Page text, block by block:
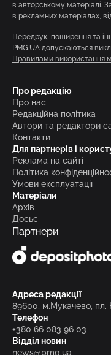
в авторському матеріалі.
в рекламних матеріалах,
Передрук, поширення та
PMG.UA допускаються
Правилами використання
Про редакцію
Про нас
Редакційна політика
Автори та редактори
Контакти
Для партнерів і
Реклама на сайті
Політика
Умови експлуатації
Матеріали
Архів
Досьє
Партнери
Адреса редакції
89600, м.Мукачево, пл.
Телефон
+380 66 083 96 03
Відділ новин
news@pmg.ua